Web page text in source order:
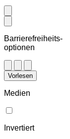
Barrierefreiheits-
optionen
Vorlesen
Medien
Invertiert